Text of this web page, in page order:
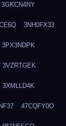
3GKCN4NY
3NH0FX33
3PX3NDPK
3VZRTGEK
3XMLLD4K
47CQFY0O